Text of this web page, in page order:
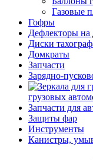
Газовые
Гофры
Дефлекторы на
Диски
Домкраты
Запчасти
Зарядно-
грузовых
Запчасти для
Защиты фар
Инструменты
Канистры,